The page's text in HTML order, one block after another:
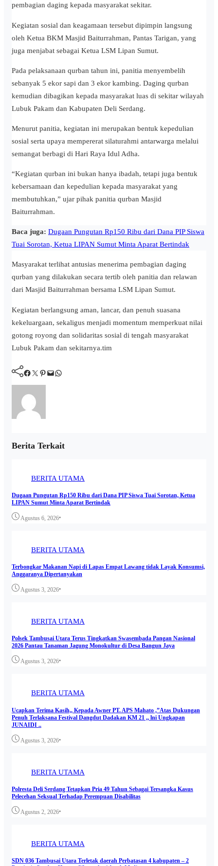
pembagian daging kepada masyarakat sekitar.
Kegiatan sosial dan keagamaan tersebut dipimpin langsung
oleh Ketua BKM Masjid Baiturrahman, Pantas Tarigan, yang
juga menjabat sebagai Ketua LSM Lipan Sumut.
Pada pelaksanaan qurban tahun ini, panitia menyembelih
sebanyak 5 ekor sapi dan 3 ekor kambing. Daging qurban
kemudian dibagikan kepada masyarakat luas di sekitar wilayah
Lubuk Pakam dan Kabupaten Deli Serdang.
Menurut panitia, kegiatan ini merupakan bentuk kepedulian
sosial serta upaya mempererat silaturahmi antarwarga melalui
semangat berbagi di Hari Raya Idul Adha.
“Kegiatan qurban ini bukan hanya ibadah, tetapi juga bentuk
kebersamaan dan kepedulian kepada masyarakat yang
membutuhkan,” ujar pihak panitia qurban Masjid
Baiturrahman.
Baca juga: Dugaan Pungutan Rp150 Ribu dari Dana PIP Siswa
Tuai Sorotan, Ketua LIPAN Sumut Minta Aparat Bertindak
Masyarakat terlihat antusias menerima pembagian daging
qurban yang dilakukan secara tertib oleh panitia dan relawan
dari Masjid Baiturrahman bersama LSM Lipan Sumut.
Kegiatan berlangsung aman, lancar, dan penuh suasana
kekeluargaan, sekaligus menjadi momentum memperkuat nilai
gotong royong dan solidaritas sosial di tengah masyarakat
Lubuk Pakam dan sekitarnya.tim
Facebook Twitter Pinterest Mail WhatsApp
Berita Terkait
BERITA UTAMA
Dugaan Pungutan Rp150 Ribu dari Dana PIP Siswa Tuai Sorotan, Ketua
LIPAN Sumut Minta Aparat Bertindak
Agustus 6, 2026•
BERITA UTAMA
Terbongkar Makanan Napi di Lapas Empat Lawang tidak Layak Konsumsi,
Anggaranya Dipertanyakan
Agustus 3, 2026•
BERITA UTAMA
Polsek Tambusai Utara Terus Tingkatkan Swasembada Pangan Nasional
2026 Pantau Tanaman Jagung Monokultur di Desa Bangun Jaya
Agustus 3, 2026•
BERITA UTAMA
Ucapkan Terima Kasih,, Kepada Awner PT. APS Mahato ,”Atas Dukungan
Penuh Terlaksana Festival Dangdut Dadakan KM 21 ,, lni Ungkapan
JUNAIDI ..
Agustus 3, 2026•
BERITA UTAMA
Polresta Deli Serdang Tetapkan Pria 49 Tahun Sebagai Tersangka Kasus
Pelecehan Seksual Terhadap Perempuan Disabilitas
Agustus 2, 2026•
BERITA UTAMA
SDN 036 Tambusai Utara Terletak daerah Perbatasan 4 kabupaten – 2